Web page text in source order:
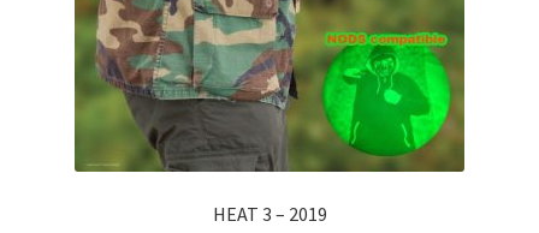
HEAT 3 – 2019